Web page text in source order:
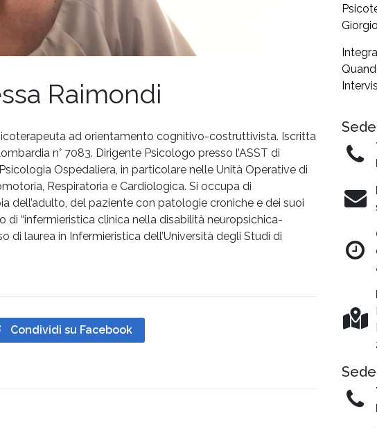
Raimondi
ad orientamento cognitivo-costruttivista. Iscritta
n° 7083. Dirigente Psicologo presso l’ASST di
Ospedaliera, in particolare nelle Unità Operative di
Respiratoria e Cardiologica. Si occupa di
dell’adulto, del paziente con patologie croniche e dei suoi
di “infermieristica clinica nella disabilità neuropsichica-
di laurea in Infermieristica dell’Università degli Studi di
Condividi su Facebook